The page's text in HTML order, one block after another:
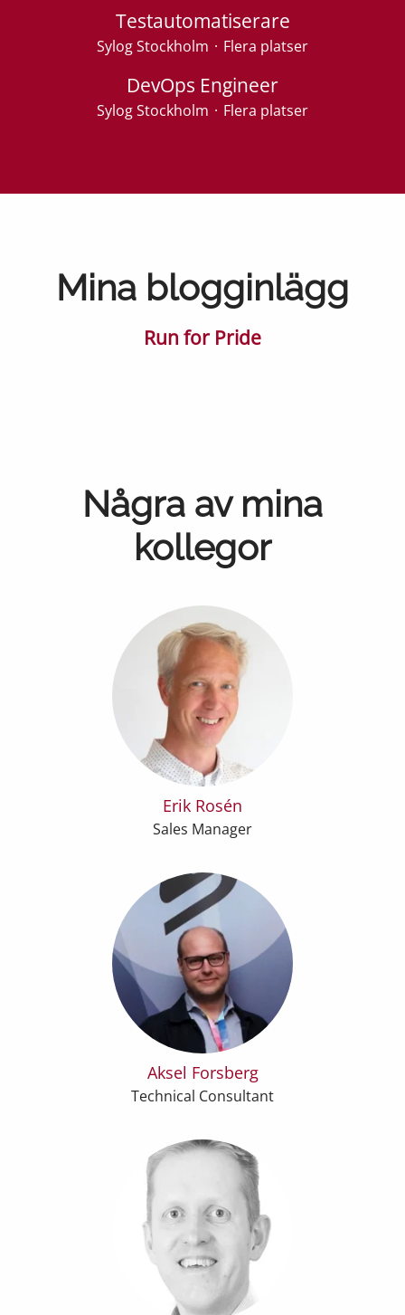
Testautomatiserare
Sylog Stockholm · Flera platser
DevOps Engineer
Sylog Stockholm · Flera platser
Mina blogginlägg
Run for Pride
Några av mina
kollegor
Erik Rosén
Sales Manager
Aksel Forsberg
Technical Consultant